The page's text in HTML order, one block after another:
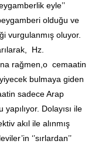
eyle’’
olduğu ve
vurgulanmış oluyor.
Hz.
rağmen,o cemaatin
bulmaya giden
sadece Arap
Dolayısı ile
akıl ile alınmış
‘’sırlardan’’